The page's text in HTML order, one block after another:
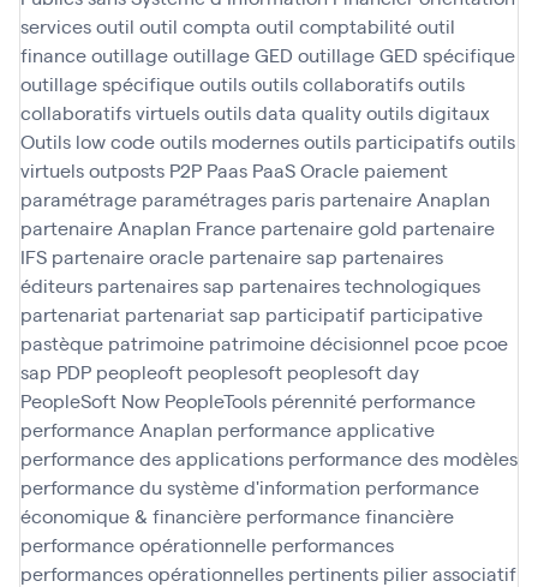
servicesoutil outil compta outil comptabilitéoutil
financeoutillageoutillage GED outillage GED spécifique
outillage spécifiqueoutilsoutils collaboratifsoutils
collaboratifs virtuelsoutils data qualityoutils digitaux
Outils low codeoutils modernesoutils participatifsoutils
virtuelsoutposts P2P Paas PaaS Oracle paiement
paramétrage paramétrages paris partenaire Anaplan
partenaire Anaplan France partenaire gold partenaire
IFS partenaire oracle partenaire sap partenaires
éditeurs partenaires sap partenaires technologiques
partenariat partenariat sap participatif participative
pastèque patrimoine patrimoine décisionnel pcoe pcoe
sap PDP peopleoft peoplesoft peoplesoft day
PeopleSoft Now PeopleTools pérennité performance
performance Anaplan performance applicative
performance des applications performance des modèles
performance du système d'information performance
économique & financière performance financière
performance opérationnelle performances
performances opérationnelles pertinents pilier associatif